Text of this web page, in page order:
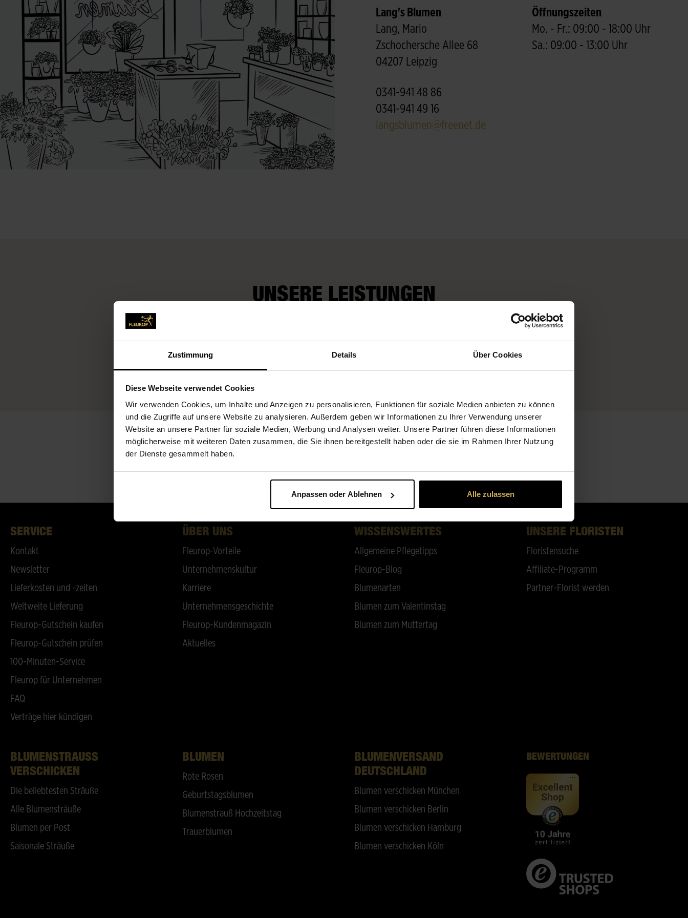
Zustimmung Details Über Cookies
Diese Webseite verwendet Cookies
Wir verwenden Cookies, um Inhalte und Anzeigen zu personalisieren, Funktionen für soziale Medien anbieten zu können
und die Zugriffe auf unsere Website zu analysieren. Außerdem geben wir Informationen zu Ihrer Verwendung unserer
Website an unsere Partner für soziale Medien, Werbung und Analysen weiter. Unsere Partner führen diese Informationen
möglicherweise mit weiteren Daten zusammen, die Sie ihnen bereitgestellt haben oder die sie im Rahmen Ihrer Nutzung
der Dienste gesammelt haben.
Anpassen oder Ablehnen Alle zulassen
Lang's Blumen
Lang, Mario
Zschochersche Allee 68
04207 Leipzig
0341-941 48 86
0341-941 49 16
langsblumen@freenet.de
Öffnungszeiten
Mo. - Fr.: 09:00 - 18:00 Uhr
Sa.: 09:00 - 13:00 Uhr
UNSERE LEISTUNGEN
SERVICE
Kontakt
Newsletter
Lieferkosten und -zeiten
Weltweite Lieferung
Fleurop-Gutschein kaufen
Fleurop-Gutschein prüfen
100-Minuten-Service
Fleurop für Unternehmen
FAQ
Verträge hier kündigen
ÜBER UNS
Fleurop-Vorteile
Unternehmenskultur
Karriere
Unternehmensgeschichte
Fleurop-Kundenmagazin
Aktuelles
WISSENSWERTES
Allgemeine Pflegetipps
Fleurop-Blog
Blumenarten
Blumen zum Valentinstag
Blumen zum Muttertag
UNSERE FLORISTEN
Floristensuche
Affiliate-Programm
Partner-Florist werden
BLUMENSTRAUSS V
ERSCHICKEN
Die beliebtesten Sträuße
Alle Blumensträuße
Blumen per Post
Saisonale Sträuße
BLUMEN
Rote Rosen
Geburtstagsblumen
Blumenstrauß Hochzeitstag
Trauerblumen
BLUMENVERSAND
DEUTSCHLAND
Blumen verschicken München
Blumen verschicken Berlin
Blumen verschicken Hamburg
Blumen verschicken Köln
BEWERTUNGEN